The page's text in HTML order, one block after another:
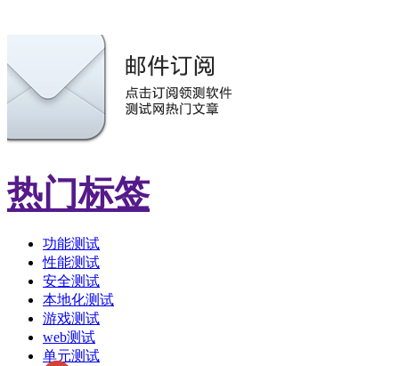
热门标签
功能测试
性能测试
安全测试
本地化测试
游戏测试
web测试
单元测试